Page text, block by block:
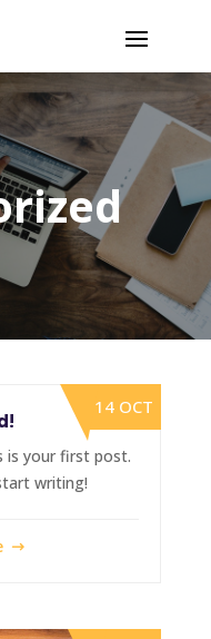
14 OCT
is your first post.
writing!